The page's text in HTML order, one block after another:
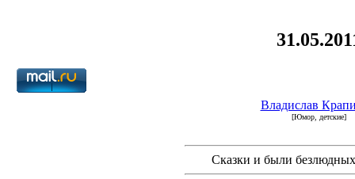
Владислав
[Юмор, детские]
Сказки и были безлюдных